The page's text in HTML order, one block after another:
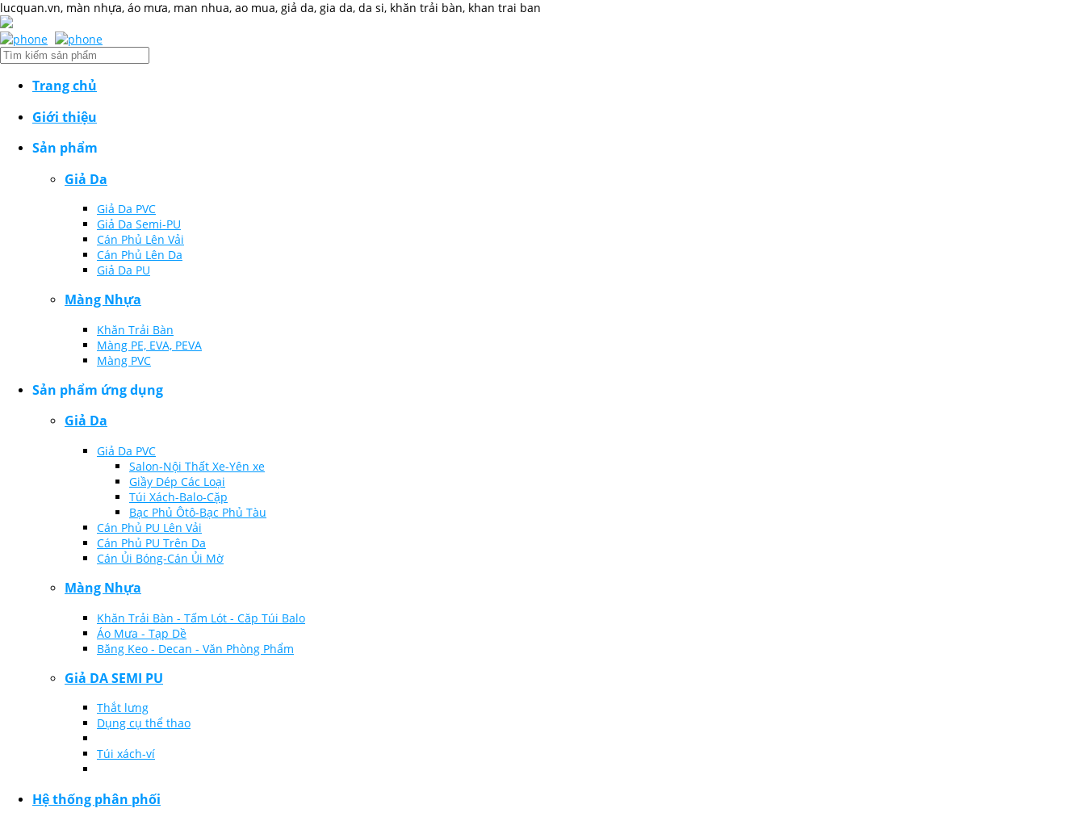
lucquan.vn, màn nhựa, áo mưa, man nhua, ao mua, giả da, gia da, da si, khăn trải bàn, khan trai ban
Trang chủ
Giới thiệu
Sản phẩm
Giả Da
Giả Da PVC
Giả Da Semi-PU
Cán Phủ Lên Vải
Cán Phủ Lên Da
Giả Da PU
Màng Nhựa
Khăn Trải Bàn
Màng PE, EVA, PEVA
Màng PVC
Sản phẩm ứng dụng
Giả Da
Giả Da PVC
Salon-Nội Thất Xe-Yên xe
Giầy Dép Các Loại
Túi Xách-Balo-Cặp
Bạc Phủ Ôtô-Bạc Phủ Tàu
Cán Phủ PU Lên Vải
Cán Phủ PU Trên Da
Cán Ủi Bóng-Cán Ủi Mờ
Màng Nhựa
Khăn Trải Bàn - Tấm Lót - Căp Túi Balo
Áo Mưa - Tạp Dề
Băng Keo - Decan - Văn Phòng Phẩm
Giả DA SEMI PU
Thắt lưng
Dụng cụ thể thao
Túi xách-ví
Hệ thống phân phối